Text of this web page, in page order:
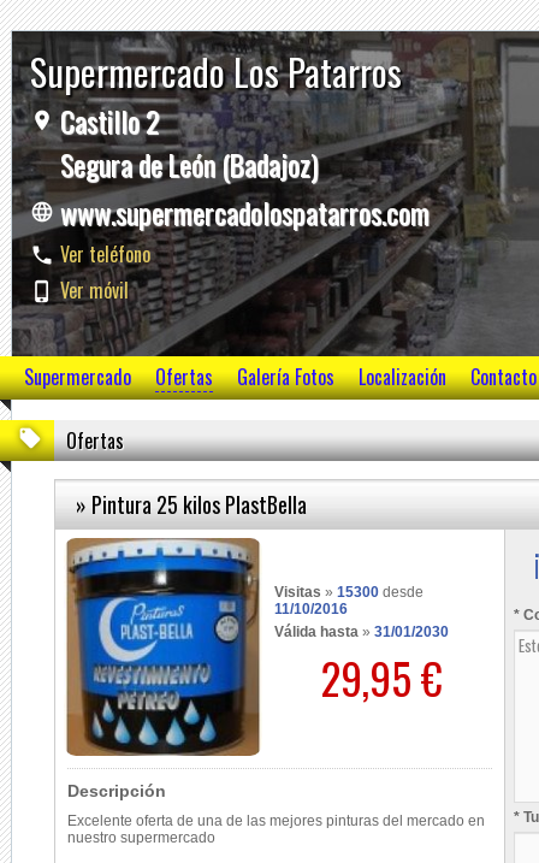
Supermercado Los Patarros
Castillo 2
Segura de León (Badajoz)
www.supermercadolospatarros.com
Ver teléfono
Ver móvil
Supermercado Ofertas Galería Fotos Localización
Ofertas
» Pintura 25 kilos PlastBella
Visitas » 15300 desde
11/10/2016
Válida hasta » 31/01/2030
29,95 €
Descripción
Excelente oferta de una de las mejores pinturas del mercado en
nuestro supermercado
*
*